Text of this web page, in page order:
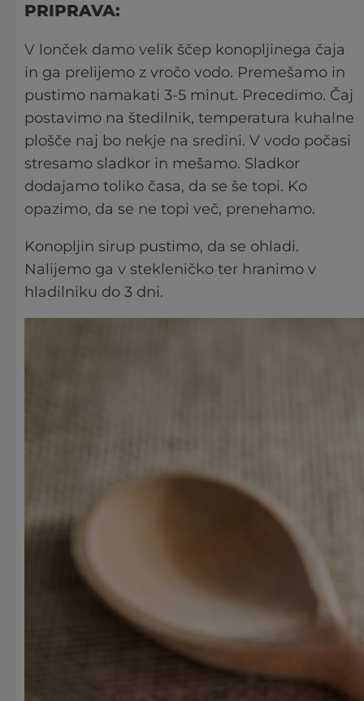
PRIPRAVA:
V lonček damo velik ščep konopljinega čaja
in ga prelijemo z vročo vodo. Premešamo in
pustimo namakati 3-5 minut. Precedimo. Čaj
postavimo na štedilnik, temperatura kuhalne
plošče naj bo nekje na sredini. V vodo počasi
stresamo sladkor in mešamo. Sladkor
dodajamo toliko časa, da se še topi. Ko
opazimo, da se ne topi več, prenehamo.
Konopljin sirup pustimo, da se ohladi.
Nalijemo ga v stekleničko ter hranimo v
hladilniku do 3 dni.